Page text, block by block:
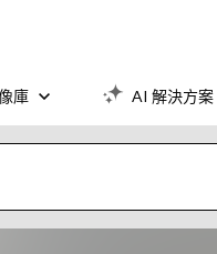
庫 AI 解決方案